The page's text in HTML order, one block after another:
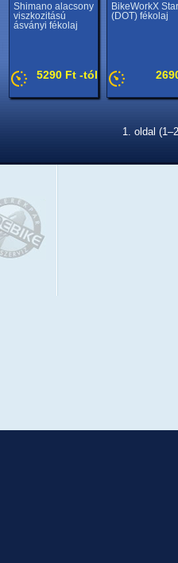
Shimano alacsony
viszkozitású
ásványi fékolaj
5290 Ft -tól
BikeWorkX Star
(DOT) fékolaj
1. oldal